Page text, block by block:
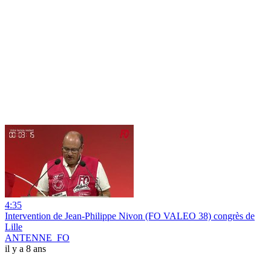
4:35
Intervention de Jean-Philippe Nivon (FO VALEO 38) congrès de
Lille
ANTENNE_FO
il y a 8 ans